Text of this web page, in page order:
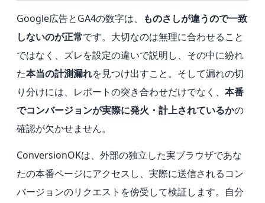
Google広告とGA4の数字は、
ものさしが違うので一致
しないのが正常です。大切なのは無理に合わせること
ではなく、ズレを設定の違いで説明し、その中に紛れ
た本当の計測漏れを見つけ出すこと。そして漏れの切
り分けには、レポートの突き合わせだけでなく、 本番
でコンバージョンが実際に発火・計上されているかの
確認が欠かせません。
ConversionOKは、外部の独立した実ブラウザであな
たの本番ページにアクセスし、実際に送信されるコン
バージョンのリクエストを傍受して検証します。自分